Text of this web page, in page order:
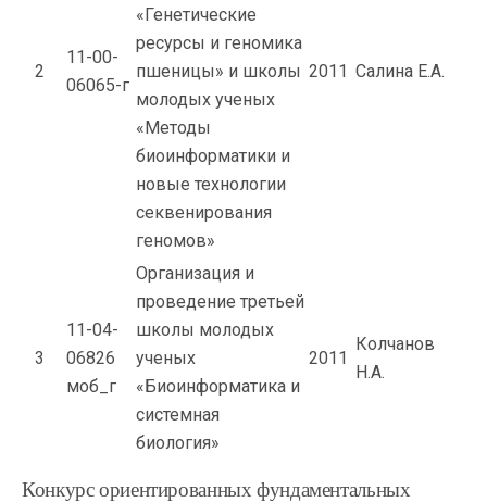
2
11-00-
06065-г
«Генетические
ресурсы и геномика
пшеницы» и школы
молодых ученых
«Методы
биоинформатики и
новые технологии
секвенирования
геномов»
2011 Салина Е.А.
3
11-04-
06826
моб_г
Организация и
проведение третьей
школы молодых
ученых
«Биоинформатика и
системная
биология»
2011
Колчанов
Н.А.
Конкурс ориентированных фундаментальных